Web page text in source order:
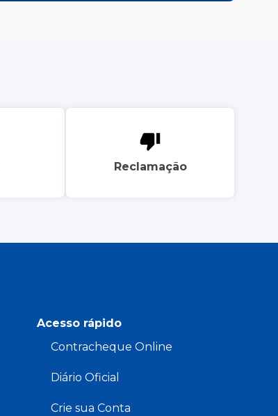
Reclamação
Acesso rápido
Contracheque Online
Diário Oficial
Crie sua Conta